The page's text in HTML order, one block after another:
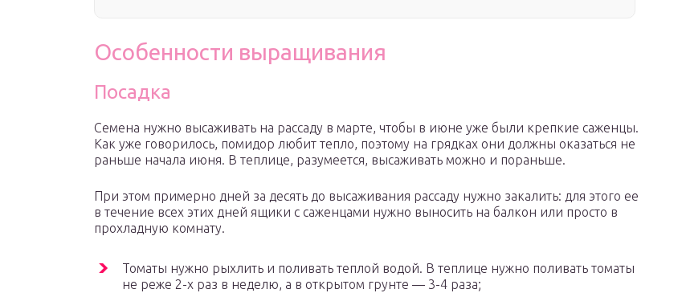
Особенности выращивания
Посадка
Семена нужно высаживать на рассаду в марте, чтобы в июне уже были крепкие саженцы.
Как уже говорилось, помидор любит тепло, поэтому на грядках они должны оказаться не
раньше начала июня. В теплице, разумеется, высаживать можно и пораньше.
При этом примерно дней за десять до высаживания рассаду нужно закалить: для этого ее
в течение всех этих дней ящики с саженцами нужно выносить на балкон или просто в
прохладную комнату.
Томаты нужно рыхлить и поливать теплой водой. В теплице нужно поливать томаты
не реже 2-х раз в неделю, а в открытом грунте — 3-4 раза;